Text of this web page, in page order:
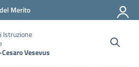
Merito
Istruzione
Vesevus